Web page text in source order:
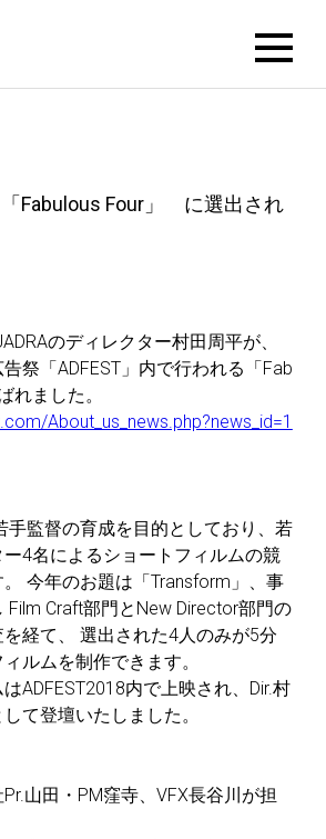
Fabulous Four」 に選出され
のディレクター村田周平が、
祭「ADFEST」内で行われる「Fab
れました。
About_us_news.php?news_id=1
手監督の育成を目的としており、若
4名によるショートフィルムの競
今年のお題は「Transform」、事
Film Craft部門とNew Director部門の
経て、 選出された4人のみが5分
ルムを制作できます。
ADFEST2018内で上映され、Dir.村
て登壇いたしました。
山田・PM窪寺、VFX長谷川が担